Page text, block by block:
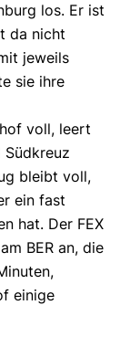
los. Er ist
da nicht
jeweils
sie ihre
voll, leert
bleibt voll,
ein fast
hat. Der FEX
BER an, die
einige